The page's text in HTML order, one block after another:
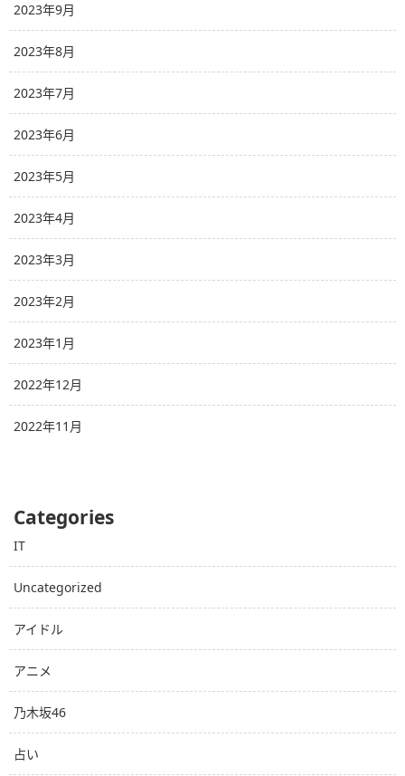
2023年9月
2023年8月
2023年7月
2023年6月
2023年5月
2023年4月
2023年3月
2023年2月
2023年1月
2022年12月
2022年11月
Categories
IT
Uncategorized
アイドル
アニメ
乃木坂46
占い